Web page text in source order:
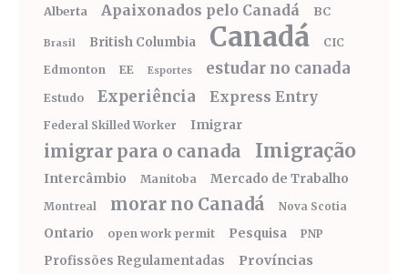
Alberta Apaixonados pelo Canadá BC
Brasil British Columbia Canadá
CIC
Edmonton
EE Esportes estudar no canada
Estudo Experiência Express Entry
Federal Skilled Worker Imigrar
imigrar para o canada Imigração
Intercâmbio Manitoba Mercado de Trabalho
Montreal morar no Canadá Nova Scotia
Ontario open work permit Pesquisa PNP
Profissões Regulamentadas Províncias